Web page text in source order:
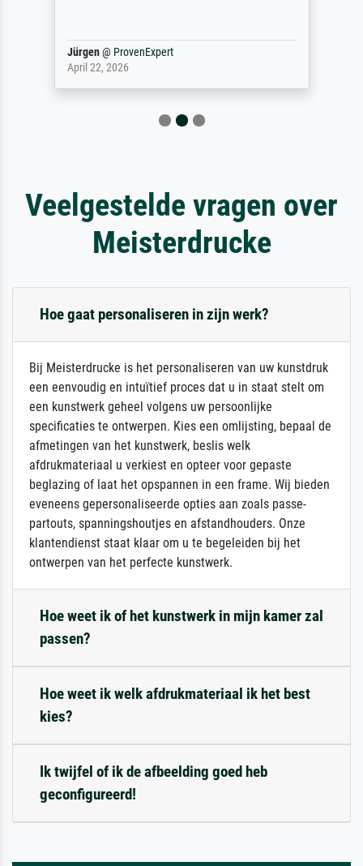
Jürgen@ ProvenExpert
April 22, 2026
Veelgestelde vragen over
Meisterdrucke
Hoe gaat personaliseren in zijn werk?
Bij Meisterdrucke is het personaliseren van uw kunstdruk
een eenvoudig en intuïtief proces dat u in staat stelt om
een kunstwerk geheel volgens uw persoonlijke
specificaties te ontwerpen. Kies een omlijsting, bepaal de
afmetingen van het kunstwerk, beslis welk
afdrukmateriaal u verkiest en opteer voor gepaste
beglazing of laat het opspannen in een frame. Wij bieden
eveneens gepersonaliseerde opties aan zoals passe-
partouts, spanningshoutjes en afstandhouders. Onze
klantendienst staat klaar om u te begeleiden bij het
ontwerpen van het perfecte kunstwerk.
Hoe weet ik of het kunstwerk in mijn kamer zal
passen?
Hoe weet ik welk afdrukmateriaal ik het best
kies?
Ik twijfel of ik de afbeelding goed heb
geconfigureerd!